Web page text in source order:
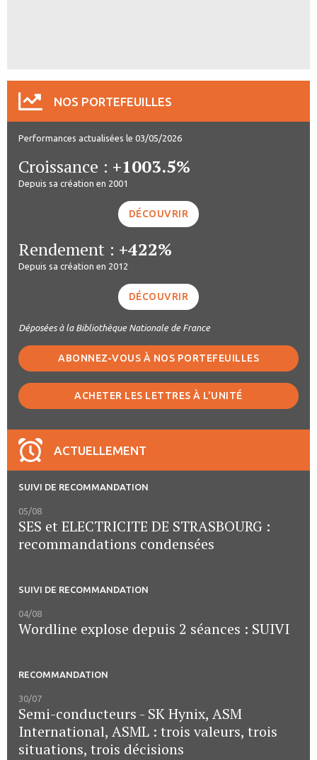
NOS PORTEFEUILLES
Performances actualisées le 03/05/2026
Croissance : +1003.5%
Depuis sa création en 2001
DÉCOUVRIR
Rendement : +422%
Depuis sa création en 2012
DÉCOUVRIR
Déposées à la Bibliothèque Nationale de France
ABONNEZ-VOUS À NOS PORTEFEUILLES
ACHETER LES LETTRES À L'UNITÉ
ACTUELLEMENT
SUIVI DE RECOMMANDATION
05/08
SES et ELECTRICITE DE STRASBOURG :
recommandations condensées
SUIVI DE RECOMMANDATION
04/08
Wordline explose depuis 2 séances : SUIVI
RECOMMANDATION
30/07
Semi-conducteurs - SK Hynix, ASM
International, ASML : trois valeurs, trois
situations, trois décisions